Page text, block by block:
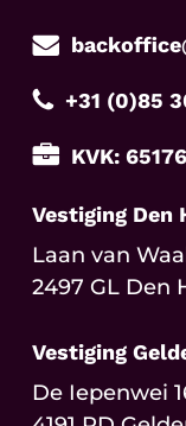
+31 (0)85
KVK:
Vestiging Den
Laan van
2497 GL Den
Vestiging
De Iepenwei